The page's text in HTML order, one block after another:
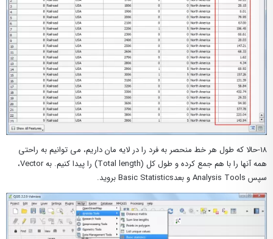
۱۸-حالا که طول هر خط منحصر به فرد را در لایه مان داریم، می توانیم به راحتی
همه آنها را با هم جمع کرده و طول کل (Total length) را پیدا کنیم. به Vector،
سپس Analysis Tools و بعدBasic Statistics بروید.